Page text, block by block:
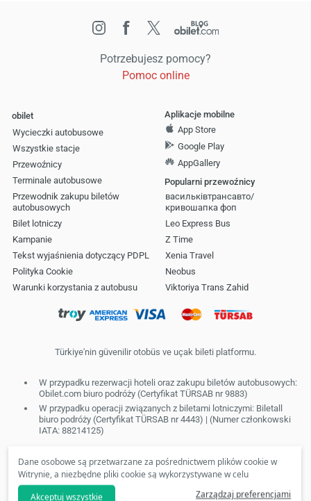
Dane osobowe są przetwarzane za pośrednictwem plików cookie w
Witrynie, a niezbędne pliki cookie są wykorzystywane w celu
świadczenia usług społeczeństwa informacyjnego. Zgodnie z Twoimi
Akceptuj wszystkie Zarządzaj preferencjami
Potrzebujesz pomocy?
Pomoc online
obilet
Wycieczki autobusowe
Wszystkie stacje
Przewoźnicy
Terminale autobusowe
Przewodnik zakupu biletów
autobusowych
Bilet lotniczy
Kampanie
Tekst wyjaśnienia dotyczący PDPL
Polityka Cookie
Warunki korzystania z autobusu
Aplikacje mobilne
App Store
Google Play
AppGallery
Popularni przewoźnicy
васильківтрансавто/
кривошапка фоп
Leo Express Bus
Z Time
Xenia Travel
Neobus
Vіktorіya Trans Zahіd
Türkiye'nin güvenilir otobüs ve uçak bileti platformu.
W przypadku rezerwacji hoteli oraz zakupu biletów autobusowych:
Obilet.com biuro podróży (Certyfikat TÜRSAB nr 9883)
W przypadku operacji związanych z biletami lotniczymi: Biletall
biuro podróży (Certyfikat TÜRSAB nr 4443) | (Numer członkowski
IATA: 88214125)